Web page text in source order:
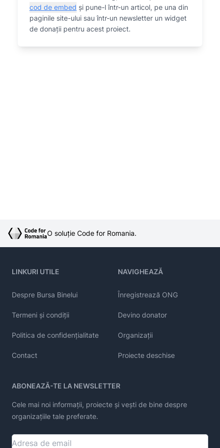
cod de embed și pune-l într-un articol, pe una din
paginile site-ului sau într-un newsletter un widget
de donații pentru acest proiect.
O soluție Code for Romania.
LINKURI UTILE
Despre Bursa Binelui
Termeni și condiții
Politica de confidențialitate
Contact
NAVIGHEAZĂ
Înregistrează ONG
Devino donator
Organizații
Proiecte deschise
ABONEAZĂ-TE LA NEWSLETTER
Cele mai noi informații, proiecte și vești de bine despre
organizațiile tale preferate.